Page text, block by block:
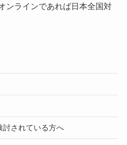
ンラインであれば日本全国対
討されている方へ